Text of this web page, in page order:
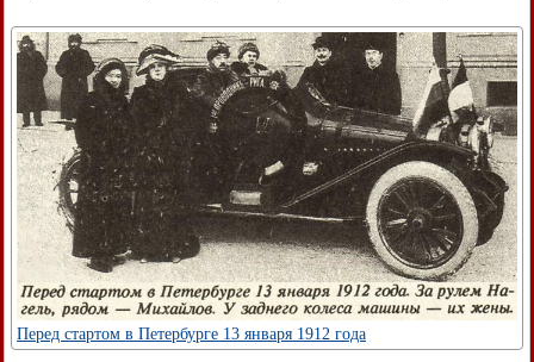
Перед стартом в Петербурге 13 января 1912 года